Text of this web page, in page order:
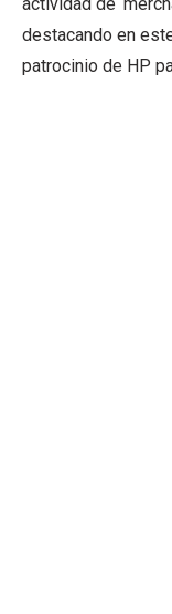
destacando en
patrocinio de HP